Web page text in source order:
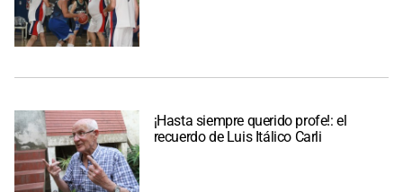
¡Hasta siempre querido profe!: el
recuerdo de Luis Itálico Carli